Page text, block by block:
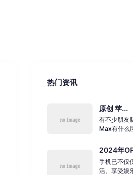
热门资讯
原创 苹...
有不少朋友
Max有什么
2024年
手机已不仅
活、享受娱